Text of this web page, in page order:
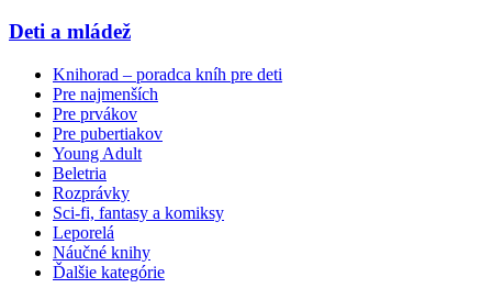
Deti a mládež
Knihorad – poradca kníh pre deti
Pre najmenších
Pre prvákov
Pre pubertiakov
Young Adult
Beletria
Rozprávky
Sci-fi, fantasy a komiksy
Leporelá
Náučné knihy
Ďalšie kategórie